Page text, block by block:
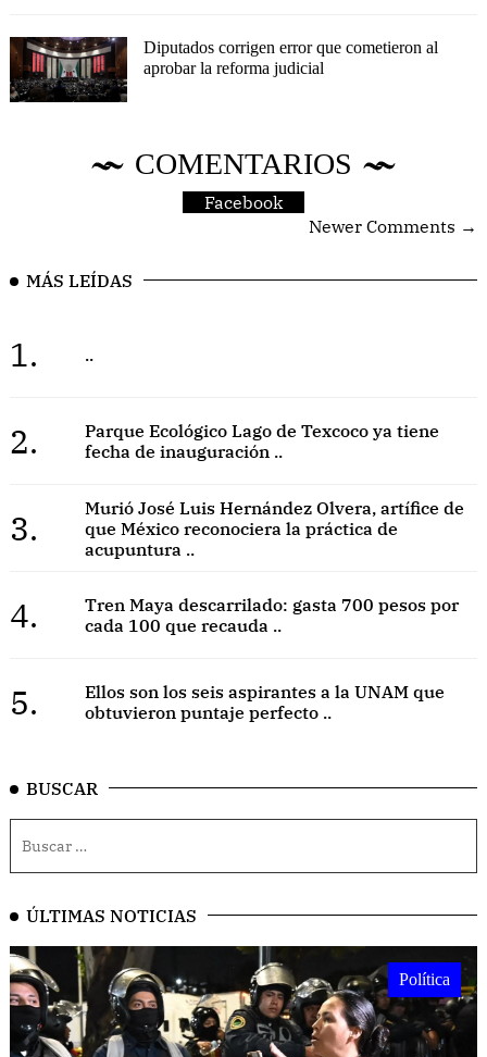
Diputados corrigen error que cometieron al
aprobar la reforma judicial
COMENTARIOS
Facebook
Newer Comments →
MÁS LEÍDAS
1. ..
2.
Parque Ecológico Lago de Texcoco ya tiene
fecha de inauguración ..
3.
Murió José Luis Hernández Olvera, artífice de
que México reconociera la práctica de
acupuntura ..
4.
Tren Maya descarrilado: gasta 700 pesos por
cada 100 que recauda ..
5.
Ellos son los seis aspirantes a la UNAM que
obtuvieron puntaje perfecto ..
BUSCAR
ÚLTIMAS NOTICIAS
Política